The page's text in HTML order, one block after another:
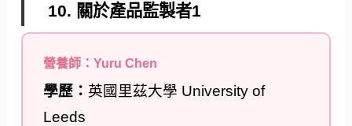
10. 關於產品監製者1
營養師：Yuru Chen
學歷：英國里茲大學 University of
Leeds